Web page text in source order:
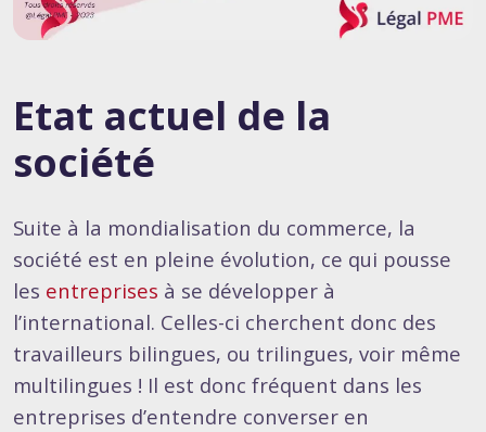
Etat actuel de la
société
Suite à la mondialisation du commerce, la
société est en pleine évolution, ce qui pousse
les entreprises à se développer à
l’international. Celles-ci cherchent donc des
travailleurs bilingues, ou trilingues, voir même
multilingues ! Il est donc fréquent dans les
entreprises d’entendre converser en